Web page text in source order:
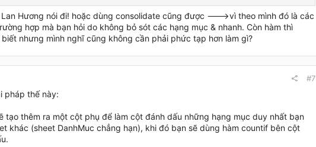
Hương nói đi! hoặc dùng consolidate cũng được --->vì theo mình đó là các
hợp mà bạn hỏi do không bỏ sót các hạng mục & nhanh. Còn hàm thì
nhưng mình nghĩ cũng không cần phải phức tạp hơn làm gì?
#7
pháp thế này:
tạo thêm ra một cột phụ để làm cột đánh dấu những hạng mục duy nhất bạn
khác (sheet DanhMuc chẳng hạn), khi đó bạn sẽ dùng hàm countif bên cột